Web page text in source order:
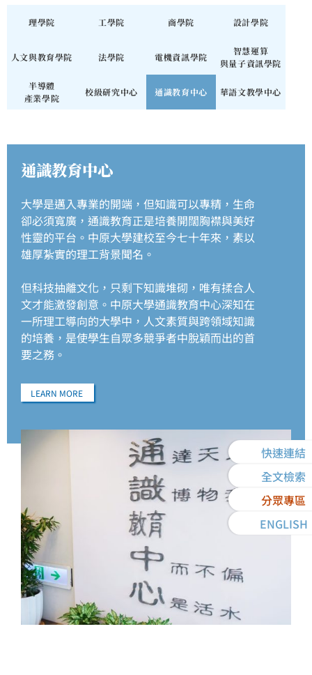
快速連結
全文檢索
分眾專區
ENGLISH
理學院 工學院 商學院 設計學院
人文與教育學院 法學院 電機資訊學院
智慧運算
與量子資訊學院
半導體
產業學院
校級研究中心 通識教育中心 華語文教學中心
通識教育中心
大學是邁入專業的開端，但知識可以專精，生命
卻必須寬廣，通識教育正是培養開闊胸襟與美好
性靈的平台。中原大學建校至今七十年來，素以
雄厚紮實的理工背景聞名。
但科技抽離文化，只剩下知識堆砌，唯有揉合人
文才能激發創意。中原大學通識教育中心深知在
一所理工導向的大學中，人文素質與跨領域知識
的培養，是使學生自眾多競爭者中脫穎而出的首
要之務。
LEARN MORE